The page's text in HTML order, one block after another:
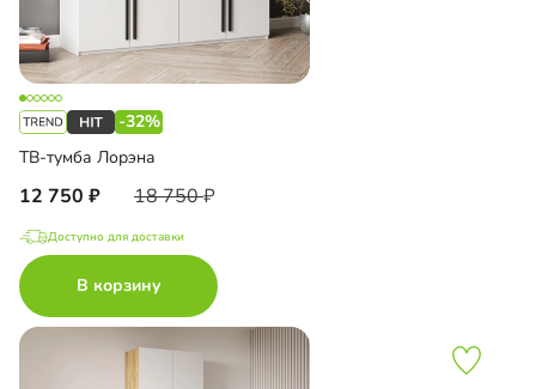
-32%
ТВ-тумба Лорэна
12 750 18 750
Доступно для доставки
В корзину